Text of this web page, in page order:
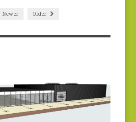
Newer Older